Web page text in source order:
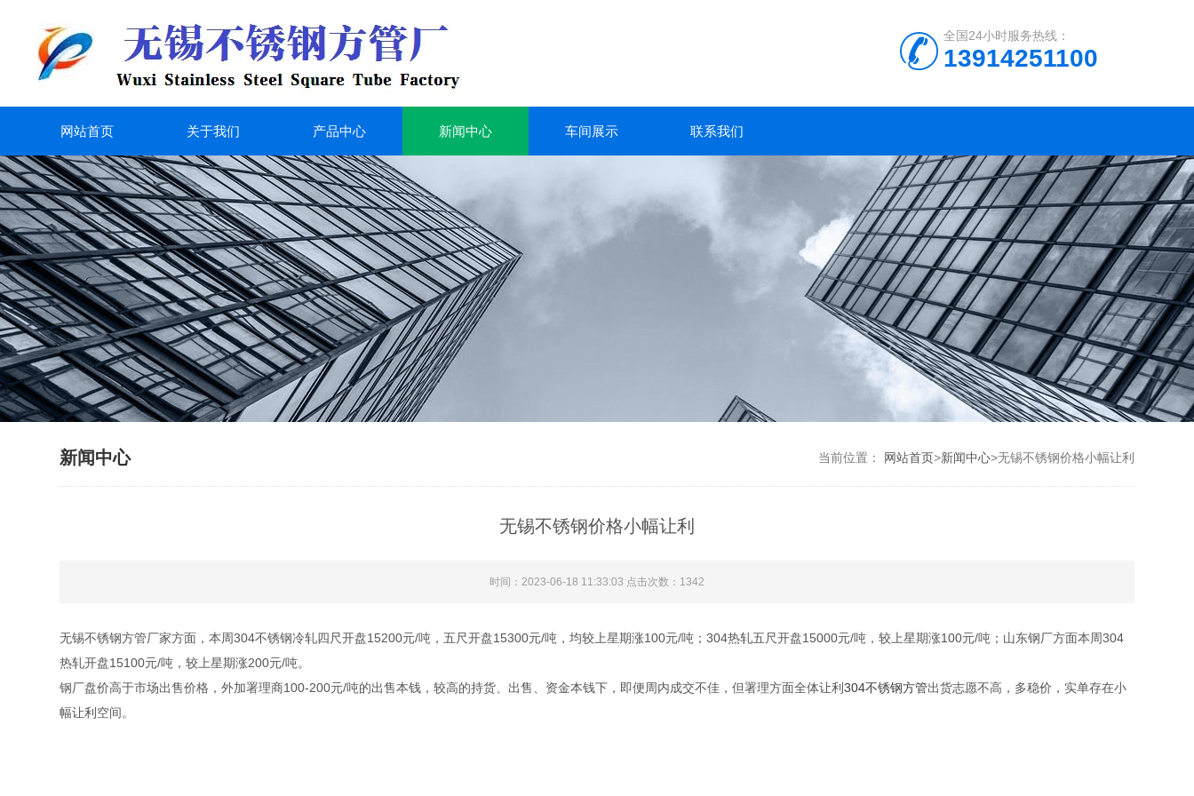
全国24小时服务热线：
13914251100
网站首页 关于我们 产品中心 新闻中心 车间展示 联系我们
新闻中心 当前位置： 网站首页>新闻中心>无锡不锈钢价格小幅让利
无锡不锈钢价格小幅让利
时间：2023-06-18 11:33:03 点击次数：1342
无锡不锈钢方管厂家方面，本周304不锈钢冷轧四尺开盘15200元/吨，五尺开盘15300元/吨，均较上星期涨100元/吨；304热轧五尺开盘15000元/吨，较上星期涨100元/吨；山东钢厂方面本周304
热轧开盘15100元/吨，较上星期涨200元/吨。
钢厂盘价高于市场出售价格，外加署理商100-200元/吨的出售本钱，较高的持货、出售、资金本钱下，即便周内成交不佳，但署理方面全体让利304不锈钢方管出货志愿不高，多稳价，实单存在小
幅让利空间。